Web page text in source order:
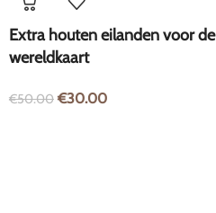
Extra houten eilanden voor de
wereldkaart
€50.00 €30.00